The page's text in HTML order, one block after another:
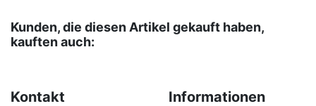
Kunden, die diesen Artikel gekauft haben,
kauften auch:
Kontakt Informationen